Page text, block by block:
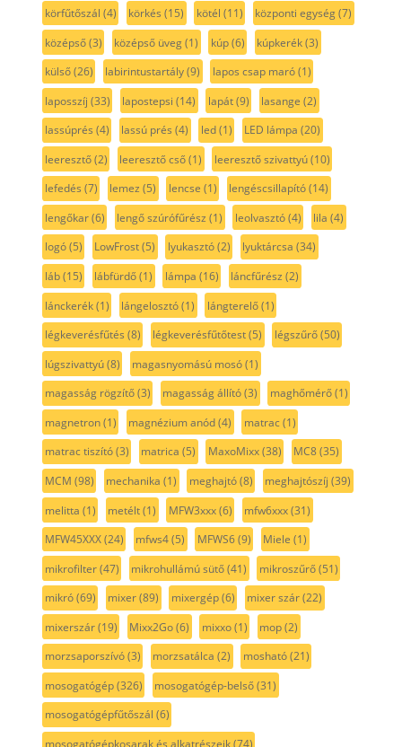
körfűtőszál (4) körkés (15) kötél (11) központi egység(7)
középső(3) középső üveg(1) kúp(6) kúpkerék(3)
külső(26) labirintustartály(9) lapos csap maró(1)
laposszíj (33) lapostepsi (14) lapát(9) lasange (2)
lassúprés (4) lassú prés (4) led(1) LED lámpa (20)
leeresztő(2) leeresztő cső(1) leeresztő szivattyú(10)
lefedés (7) lemez (5) lencse (1) lengéscsillapító(14)
lengőkar(6) lengő szúrófűrész (1) leolvasztó(4) lila (4)
logó(5) LowFrost(5) lyukasztó(2) lyuktárcsa (34)
láb(15) lábfürdő(1) lámpa (16) láncfűrész (2)
lánckerék(1) lángelosztó(1) lángterelő(1)
légkeverésfűtés (8) légkeverésfűtőtest(5) légszűrő(50)
lúgszivattyú(8) magasnyomású mosó(1)
magasság rögzítő(3) magasság állító(3) maghőmérő(1)
magnetron(1) magnézium anód(4) matrac(1)
matrac tiszító(3) matrica (5) MaxoMixx(38) MC8(35)
MCM (98) mechanika (1) meghajtó(8) meghajtószíj (39)
melitta (1) metélt(1) MFW3xxx(6) mfw6xxx(31)
MFW45XXX(24) mfws4(5) MFWS6(9) Miele (1)
mikrofilter(47) mikrohullámú sütő(41) mikroszűrő(51)
mikró(69) mixer(89) mixergép(6) mixer szár(22)
mixerszár(19) Mixx2Go(6) mixxo(1) mop(2)
morzsaporszívó(3) morzsatálca (2) mosható(21)
mosogatógép(326) mosogatógép-belső(31)
mosogatógépfűtőszál (6)
mosogatógépkosarak és alkatrészeik(74)